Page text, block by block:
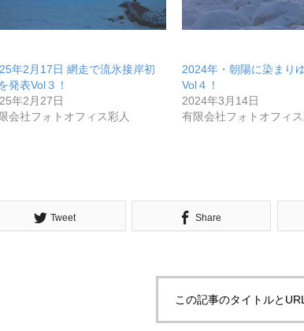
年2月17日 網走で流氷接岸初
発表Vol３！
年2月27日
会社フォトオフィス彩人
2024年・朝陽に染まり
Vol４！
2024年3月14日
有限会社フォトオフィス
Tweet Share
この記事のタイトルと